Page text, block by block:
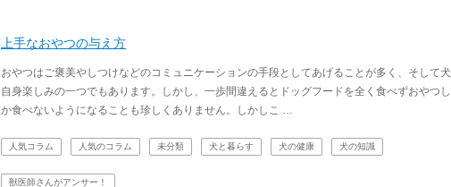
上手なおやつの与え方
おやつはご褒美やしつけなどのコミュニケーションの手段としてあげることが多く、そして犬
自身楽しみの一つでもあります。しかし、一歩間違えるとドッグフードを全く食べずおやつし
か食べないようになることも珍しくありません。しかしこ …
人気コラム 人気のコラム 未分類 犬と暮らす 犬の健康 犬の知識
獣医師さんがアンサー！